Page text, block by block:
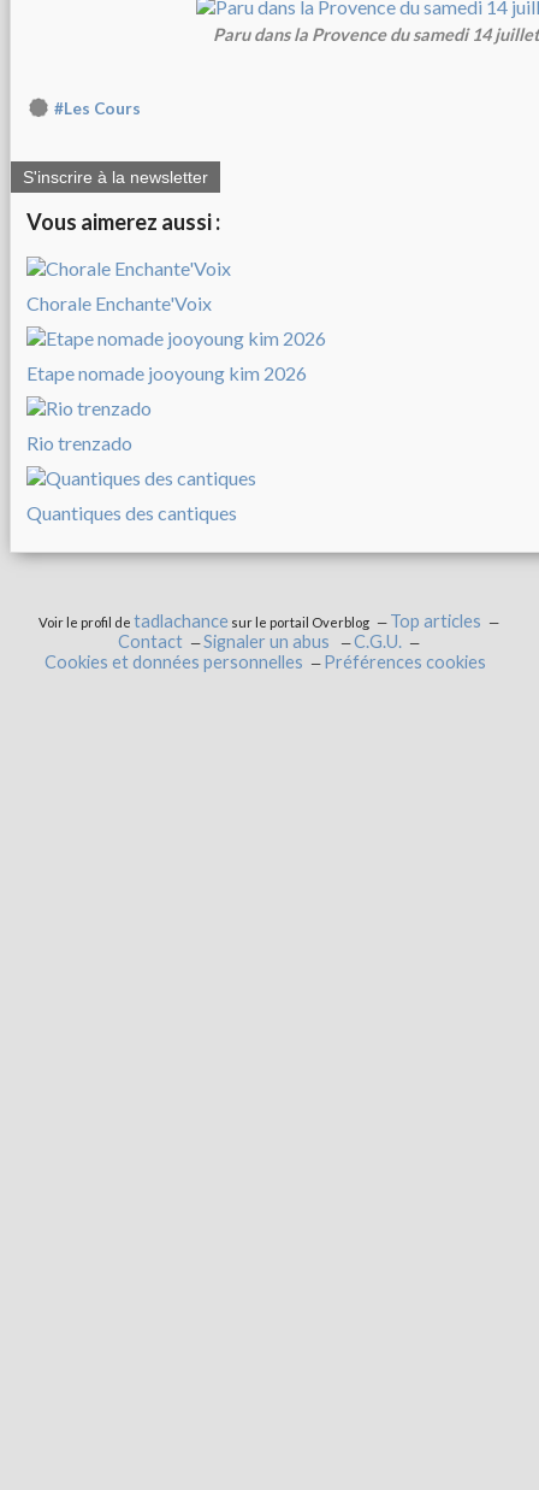
Paru dans la Provence du samedi 14 juillet
#Les Cours
S'inscrire à la newsletter
Vous aimerez aussi :
Chorale Enchante'Voix
Etape nomade jooyoung kim 2026
Rio trenzado
Quantiques des cantiques
Voir le profil detadlachance sur le portail Overblog
Top articles
Contact
Signaler un abus
C.G.U.
Cookies et données personnelles
Préférences cookies